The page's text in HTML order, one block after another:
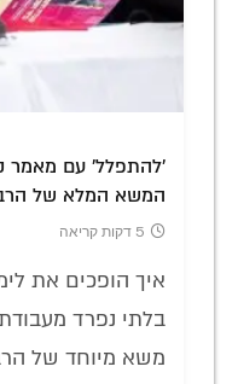
'להתפלל' עם מאמר
המשא המלא של
5 דקות קריאה
איך הופכים את
בלתי נפרד
משא מיוחד של